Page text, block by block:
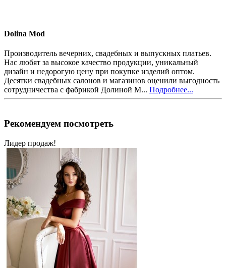
Dolina Mod
Производитель вечерних, свадебных и выпускных платьев.
Нас любят за высокое качество продукции, уникальный
дизайн и недорогую цену при покупке изделий оптом.
Десятки свадебных салонов и магазинов оценили выгодность
сотрудничества с фабрикой Долиной М... Подробнее...
Рекомендуем посмотреть
Лидер продаж!